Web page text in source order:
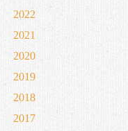
2022
2021
2020
2019
2018
2017